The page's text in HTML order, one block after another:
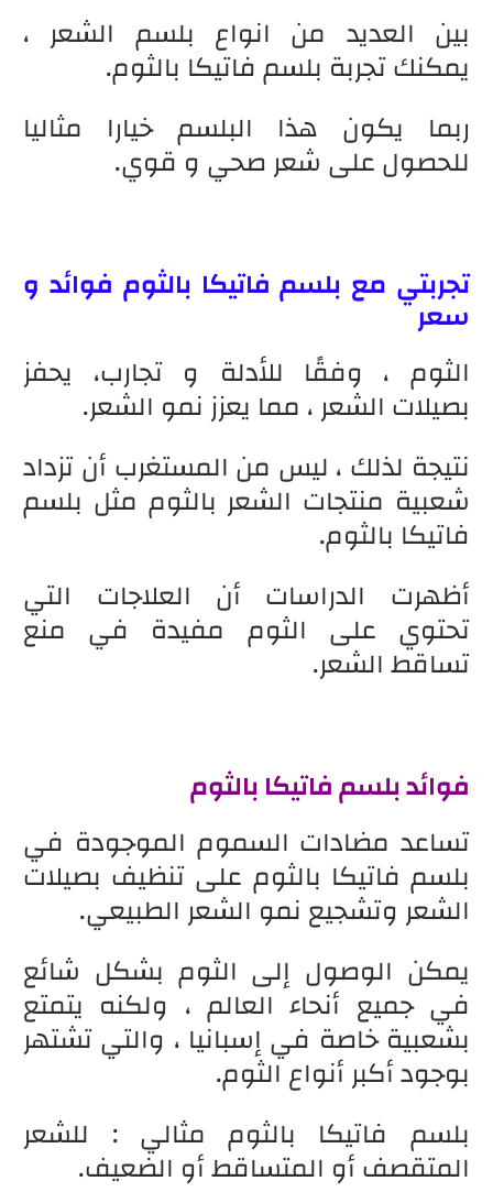
بين العديد من انواع بلسم الشعر ،
يمكنك تجربة بلسم فاتيكا بالثوم.
ربما يكون هذا البلسم خيارا مثاليا
للحصول على شعر صحي و قوي.
تجربتي مع بلسم فاتيكا بالثوم فوائد و
سعر
الثوم ، وفقًا للأدلة و تجارب، يحفز
بصيلات الشعر ، مما يعزز نمو الشعر.
نتيجة لذلك ، ليس من المستغرب أن تزداد
شعبية منتجات الشعر بالثوم مثل بلسم
فاتيكا بالثوم.
أظهرت الدراسات أن العلاجات التي
تحتوي على الثوم مفيدة في منع
تساقط الشعر.
فوائد بلسم فاتيكا بالثوم
تساعد مضادات السموم الموجودة في
بلسم فاتيكا بالثوم على تنظيف بصيلات
الشعر وتشجيع نمو الشعر الطبيعي.
يمكن الوصول إلى الثوم بشكل شائع
في جميع أنحاء العالم ، ولكنه يتمتع
بشعبية خاصة في إسبانيا ، والتي تشتهر
بوجود أكبر أنواع الثوم.
بلسم فاتيكا بالثوم مثالي : للشعر
المتقصف أو المتساقط أو الضعيف.